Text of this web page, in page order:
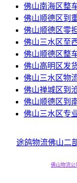
佛山南海区整
佛山顺德区到
佛山顺德区零
佛山三水区至
佛山顺德区整
佛山高明区发
佛山三水区物
佛山禅城区到
佛山顺德区到
佛山三水区专
途鸽物流佛山二
佛山物流公